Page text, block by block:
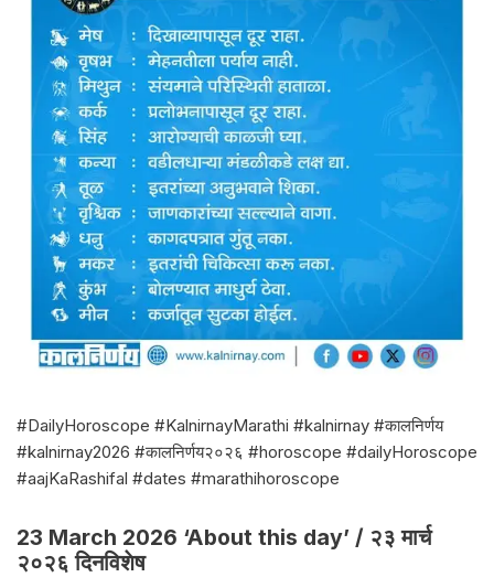
#DailyHoroscope #KalnirnayMarathi #kalnirnay #कालनिर्णय
#kalnirnay2026 #कालनिर्णय२०२६ #horoscope #dailyHoroscope
#aajKaRashifal #dates #marathihoroscope
23 March 2026 ‘About this day’ / २३ मार्च
२०२६ दिनविशेष